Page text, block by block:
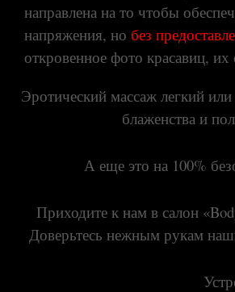
направлена на то чтобы
напряжения, но без
откровенное фото красавиц, их
Эротический массаж легкий
блаженства и
А еще это на 100%
Приходите к нам в салон
Доверьтесь нежным рукам